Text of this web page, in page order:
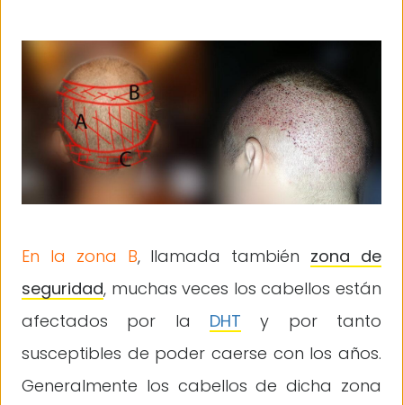
En la zona B, llamada también zona de
seguridad, muchas veces los cabellos están
afectados por la DHT y por tanto
susceptibles de poder caerse con los años.
Generalmente los cabellos de dicha zona